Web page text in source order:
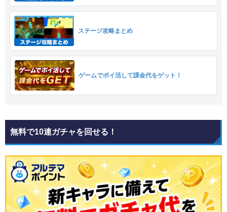
ステージ攻略まとめ
ゲームでポイ活して課金代をゲット！
無料で10連ガチャを回せる！